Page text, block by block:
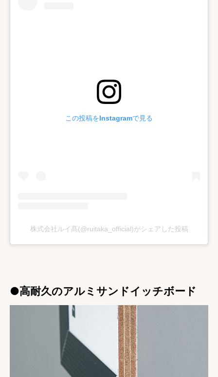
この投稿をInstagramで見る
株式会社ルイ髙(@ruitaka_official)がシェアした投稿
●高耐久のアルミサンドイッチボード